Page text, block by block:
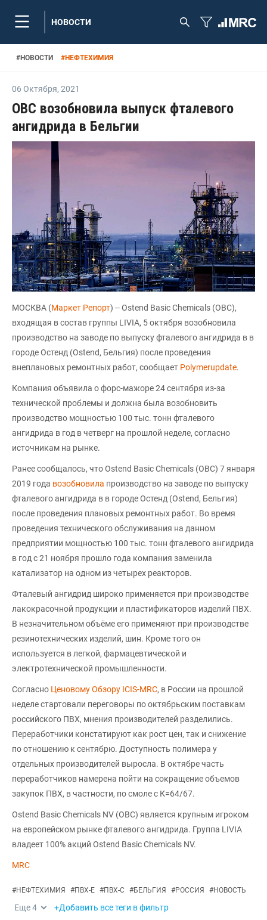
НОВОСТИ
#НОВОСТИ #НЕФТЕХИМИЯ
06 Октября, 2021
OBC возобновила выпуск фталевого
ангидрида в Бельгии
МОСКВА (Маркет Репорт) -- Ostend Basic Chemicals (OBС),
входящая в состав группы LIVIA, 5 октября возобновила
производство на заводе по выпуску фталевого ангидрида в в
городе Остенд (Ostend, Бельгия) после проведения
внеплановых ремонтных работ, сообщает Polymerupdate.
Компания объявила о форс-мажоре 24 сентября из-за
технической проблемы и должна была возобновить
производство мощностью 100 тыс. тонн фталевого
ангидрида в год в четверг на прошлой неделе, согласно
источникам на рынке.
Ранее сообщалось, что Ostend Basic Chemicals (OBС) 7 января
2019 года возобновила производство на заводе по выпуску
фталевого ангидрида в в городе Остенд (Ostend, Бельгия)
после проведения плановых ремонтных работ. Во время
проведения технического обслуживания на данном
предприятии мощностью 100 тыс. тонн фталевого ангидрида
в год с 21 ноября прошло года компания заменила
катализатор на одном из четырех реакторов.
Фталевый ангидрид широко применяется при производстве
лакокрасочной продукции и пластификаторов изделий ПВХ.
В незначительном объёме его применяют при производстве
резинотехнических изделий, шин. Кроме того он
используется в легкой, фармацевтической и
электротехнической промышленности.
Согласно Ценовому Обзору ICIS-MRC, в России на прошлой
неделе стартовали переговоры по октябрьским поставкам
российского ПВХ, мнения производителей разделились.
Переработчики констатируют как рост цен, так и снижение
по отношению к сентябрю. Доступность полимера у
отдельных производителей выросла. В октябре часть
переработчиков намерена пойти на сокращение объемов
закупок ПВХ, в частности, по смоле с К=64/67.
Ostend Basic Chemicals NV (OBC) является крупным игроком
на европейском рынке фталевого ангидрида. Группа LIVIA
владеет 100% акций Ostend Basic Chemicals NV.
MRC
#НЕФТЕХИМИЯ #ПВХ-Е #ПВХ-С #БЕЛЬГИЯ #РОССИЯ #НОВОСТЬ
Еще4 +Добавить все теги в фильтр